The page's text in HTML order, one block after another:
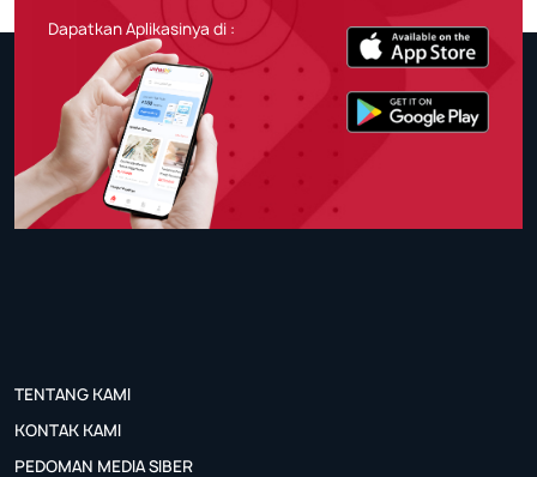
Dapatkan Aplikasinya di :
TENTANG KAMI
KONTAK KAMI
PEDOMAN MEDIA SIBER